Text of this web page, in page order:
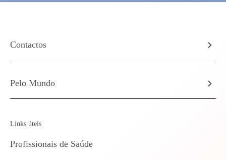
Contactos
Pelo Mundo
Links úteis
Profissionais de Saúde